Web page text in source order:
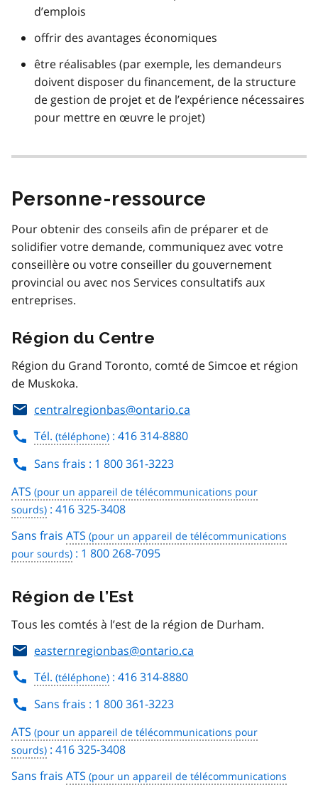
d’emplois
offrir des avantages économiques
être réalisables (par exemple, les demandeurs
doivent disposer du financement, de la structure
de gestion de projet et de l’expérience nécessaires
pour mettre en œuvre le projet)
Personne-ressource
Pour obtenir des conseils afin de préparer et de
solidifier votre demande, communiquez avec votre
conseillère ou votre conseiller du gouvernement
provincial ou avec nos Services consultatifs aux
entreprises.
Région du Centre
Région du Grand Toronto, comté de Simcoe et région
de Muskoka.
centralregionbas@ontario.ca
Tél.
: 416 314-8880
Sans frais : 1 800 361-3223
ATS
: 416 325-3408
Sans frais ATS
: 1 800 268-7095
Région de l’Est
Tous les comtés à l’est de la région de Durham.
easternregionbas@ontario.ca
Tél.
: 416 314-8880
Sans frais : 1 800 361-3223
ATS
: 416 325-3408
Sans frais ATS